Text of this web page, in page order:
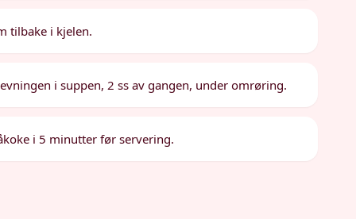
tilbake i kjelen.
i suppen, 2 ss av gangen, under omrøring.
i 5 minutter før servering.